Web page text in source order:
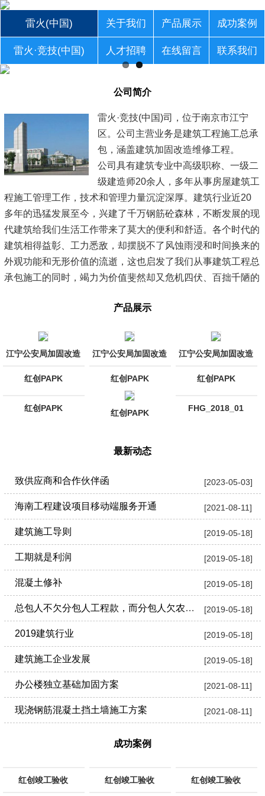
雷火(中国) 关于我们 产品展示 成功案例
雷火·竞技(中国) 人才招聘 在线留言 联系我们
公司简介
雷火·竞技(中国)司，位于南京市江宁
区。公司主营业务是建筑工程施工总承
包，涵盖建筑加固改造维修工程。
公司具有建筑专业中高级职称、一级二
级建造师20余人，多年从事房屋建筑工
程施工管理工作，技术和管理力量沉淀深厚。建筑行业近20
多年的迅猛发展至今，兴建了千万钢筋砼森林，不断发展的现
代建筑给我们生活工作带来了莫大的便利和舒适。各个时代的
建筑相得益彰、工力悉敌，却摆脱不了风蚀雨浸和时间换来的
外观功能和无形价值的流逝，这也启发了我们从事建筑工程总
承包施工的同时，竭力为价值斐然却又危机四伏、百拙千陋的
产品展示
江宁公安局加固改造 江宁公安局加固改造 江宁公安局加固改造
红创PAPK 红创PAPK 红创PAPK
红创PAPK 红创PAPK FHG_2018_01
最新动态
[2023-05-03]
致供应商和合作伙伴函
[2021-08-11]
海南工程建设项目移动端服务开通
[2019-05-18]
建筑施工导则
[2019-05-18]
工期就是利润
[2019-05-18]
混凝土修补
[2019-05-18]
总包人不欠分包人工程款，而分包人欠农民工工资， 农民工是否可以起诉总包人?
[2019-05-18]
2019建筑行业
[2019-05-18]
建筑施工企业发展
[2021-08-11]
办公楼独立基础加固方案
[2021-08-11]
现浇钢筋混凝土挡土墙施工方案
成功案例
红创竣工验收 红创竣工验收 红创竣工验收